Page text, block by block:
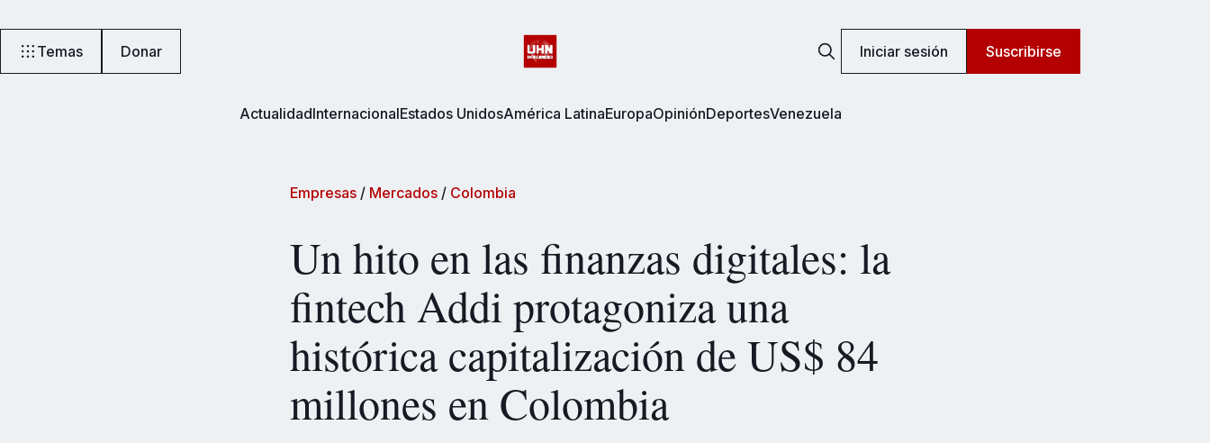
Temas Donar Iniciar sesión Suscribirse
ActualidadInternacionalEstados UnidosAmérica LatinaEuropaOpiniónDeportesVenezuela
Empresas / Mercados / Colombia
Un hito en las finanzas digitales: la
fintech Addi protagoniza una
histórica capitalización de US$ 84
millones en Colombia